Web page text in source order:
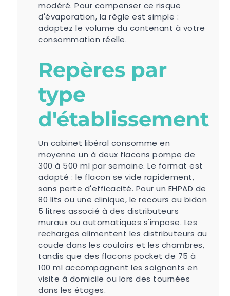
modéré. Pour compenser ce risque
d'évaporation, la règle est simple :
adaptez le volume du contenant à votre
consommation réelle.
Repères par
type
d'établissement
Un cabinet libéral consomme en
moyenne un à deux flacons pompe de
300 à 500 ml par semaine. Le format est
adapté : le flacon se vide rapidement,
sans perte d'efficacité. Pour un EHPAD de
80 lits ou une clinique, le recours au bidon
5 litres associé à des distributeurs
muraux ou automatiques s'impose. Les
recharges alimentent les distributeurs au
coude dans les couloirs et les chambres,
tandis que des flacons pocket de 75 à
100 ml accompagnent les soignants en
visite à domicile ou lors des tournées
dans les étages.